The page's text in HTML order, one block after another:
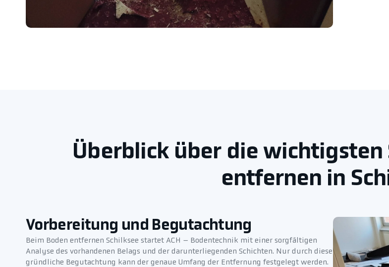
Überblick über die wichtigsten
entfernen in
Vorbereitung und Begutachtung
Beim Boden entfernen Schilksee startet ACH – Bodentechnik mit einer sorgfältigen
Analyse des vorhandenen Belags und der darunterliegenden Schichten. Nur durch diese
gründliche Begutachtung kann der genaue Umfang der Entfernung festgelegt werden.